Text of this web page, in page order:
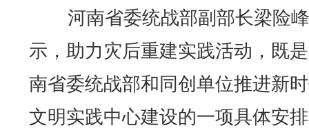
河南省委统战部副部长梁险
示，助力灾后重建实践活动，既
南省委统战部和同创单位推进新
文明实践中心建设的一项具体安